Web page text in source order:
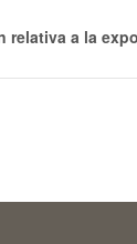
relativa a la